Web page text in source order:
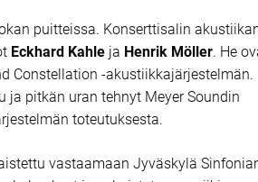
puitteissa. Konserttisalin
Eckhard Kahleja Henrik Möller. He
Constellation -akustiikkajärjestelmän.
pitkän uran tehnyt Meyer Soundin
toteutuksesta.
vastaamaan Jyväskylä